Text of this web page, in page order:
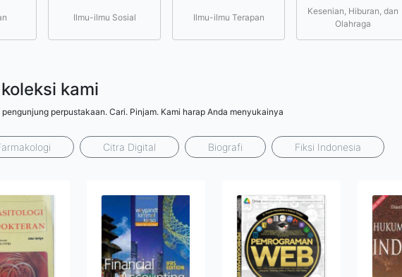
Ilmu-ilmu Sosial Ilmu-ilmu Terapan
Kesenian, Hiburan, dan
Olahraga
kami
perpustakaan. Cari. Pinjam. Kami harap Anda menyukainya
Citra Digital Biografi Fiksi Indonesia